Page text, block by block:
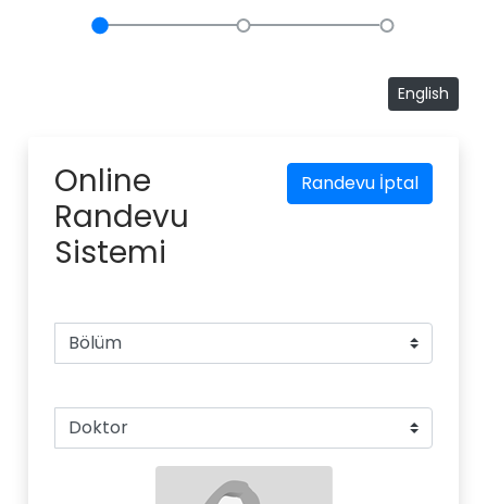
English
Randevu İptal
Online
Randevu
Sistemi